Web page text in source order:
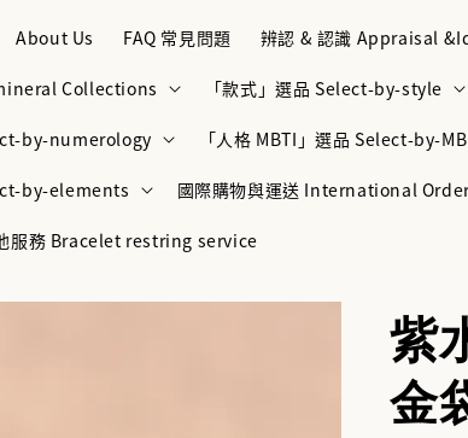
About Us FAQ 常見問題 辨認 & 認識 Appraisal
Collections 「款式」選品 Select-by-style
by-numerology 「人格 MBTI」選品 Select-by-
by-elements 國際購物與運送 International
服務 Bracelet restring service
紫
金